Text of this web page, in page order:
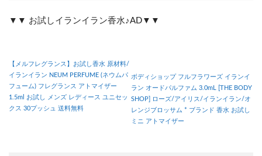
▼▼ お試しイランイラン香水♪AD▼▼
【メルフレグランス】お試し香水 原材料/
イランイラン NEUM PERFUME (ネウムパ
フューム) フレグランス アトマイザー
1.5ml お試し メンズ レディース ユニセッ
クス 30プッシュ 送料無料
ボディショップ フルフラワーズ イランイ
ラン オードパルファム 3.0mL [THE BODY
SHOP] ローズ/アイリス/イランイラン/オ
レンジブロッサム * ブランド 香水 お試し
ミニ アトマイザー